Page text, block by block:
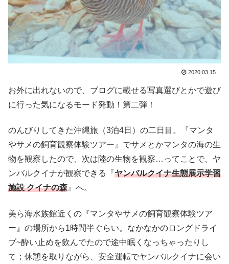
2020.03.15
お外に出れないので、ブログに載せる写真選びとかで遊び
に行った気になるモード発動！第二弾！
のんびりしてきた沖縄旅（3泊4日）の二日目。『マンタ
やサメの飼育観察体験ツアー』でサメとかマンタの海の生
物を観察したので、次は陸の生物を観察…ってことで、ヤ
ンバルクイナが観察できる『ヤンバルクイナ生態展示学習
施設 クイナの森 』へ。
美ら海水族館近くの『マンタやサメの飼育観察体験ツア
ー』の場所から1時間半ぐらい。なかなかのロングドライ
ブ~酔い止めを飲んでたので途中眠くなっちゃったりし
て；休憩を取りながら、安全運転でヤンバルクイナに会い